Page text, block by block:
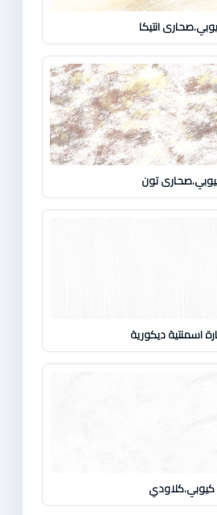
انتيكا
تون
اسمنتية ديكورية
كيوبي.كلاودي